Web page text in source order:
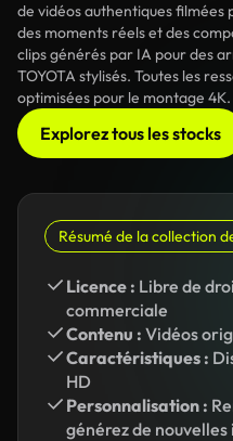
de vidéos authentiques
des moments réels et des
clips générés par IA pour des
TOYOTA stylisés. Toutes les
optimisées pour le montage 4K.
Explorez tous les stocks
Résumé de la collection
Licence : Libre de
commerciale
Contenu : Vidéos
Caractéristiques :
HD
Personnalisation :
générez de nouvelles